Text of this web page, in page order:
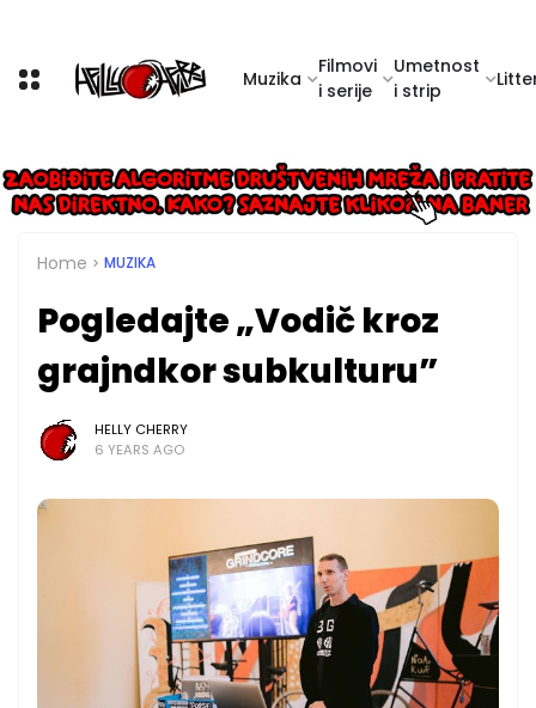
Muzika
Filmovi
i serije
Umetnost
i strip
Home MUZIKA
Pogledajte „Vodič kroz
grajndkor subkulturu”
HELLY CHERRY
6 YEARS AGO